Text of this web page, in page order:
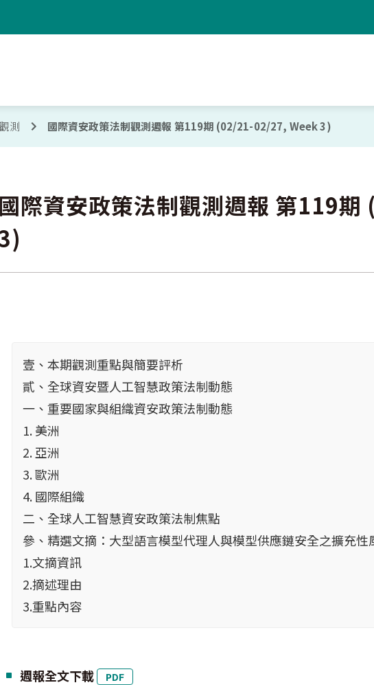
測 國際資安政策法制觀測週報 第119期 (02/21-02/27, Week 3)
國際資安政策法制觀測週報 第119
壹、本期觀測重點與簡要評析
貳、全球資安暨人工智慧政策法制動態
一、重要國家與組織資安政策法制動態
1. 美洲
2. 亞洲
3. 歐洲
4. 國際組織
二、全球人工智慧資安政策法制焦點
參、精選文摘：大型語言模型代理人與模型供應鏈安全之擴充性
1.文摘資訊
2.摘述理由
3.重點內容
週報全文下載 PDF